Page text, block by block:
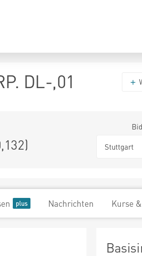
DL-,01
) Stuttgart
Nachrichten Kurse